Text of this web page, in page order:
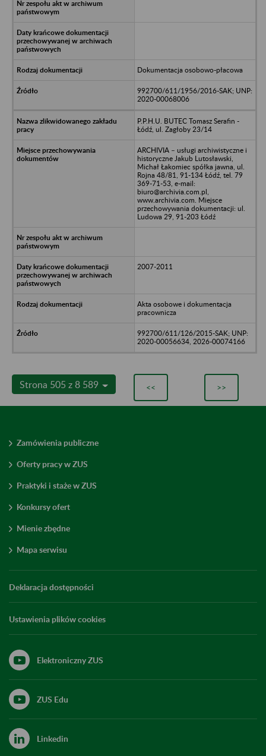
Dokumentacja osobowo-płacowa
992700/611/1956/2016-SAK; UNP:
2020-00068006
P.P.H.U. BUTEC Tomasz Serafin -
Łódź, ul. Zagłoby 23/14
ARCHIVIA – usługi archiwistyczne i
historyczne Jakub Lutosławski,
Michał Łakomiec spółka jawna, ul.
Rojna 48/81, 91-134 Łódź, tel. 79
369-71-53, e-mail:
biuro@archivia.com.pl,
www.archivia.com. Miejsce
przechowywania dokumentacji: ul.
Ludowa 29, 91-203 Łódź
2007-2011
Akta osobowe i dokumentacja
pracownicza
992700/611/126/2015-SAK; UNP:
2020-00056634, 2026-00074166
Strona 505 z 8 589 << >>
Zamówienia publiczne
Oferty pracy w ZUS
Praktyki i staże w ZUS
Konkursy ofert
Mienie zbędne
Mapa serwisu
Deklaracja dostępności
Ustawienia plików cookies
Elektroniczny ZUS
ZUS Edu
Linkedin